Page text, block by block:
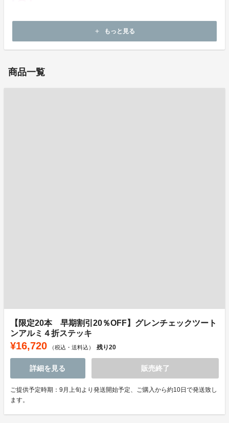
add もっと見る
商品一覧
【限定20本 早期割引20％OFF】グレンチェックツート
ンアルミ４折ステッキ
¥16,720 （税込・送料込） 残り20
詳細を見る 販売終了
ご提供予定時期：9月上旬より発送開始予定、ご購入から約10日で発送致し
ます。